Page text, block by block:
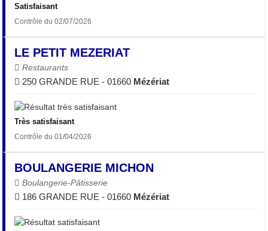
Satisfaisant
Contrôle du 02/07/2026
LE PETIT MEZERIAT
Restaurants
250 GRANDE RUE - 01660 Mézériat
Très satisfaisant
Contrôle du 01/04/2026
BOULANGERIE MICHON
Boulangerie-Pâtisserie
186 GRANDE RUE - 01660 Mézériat